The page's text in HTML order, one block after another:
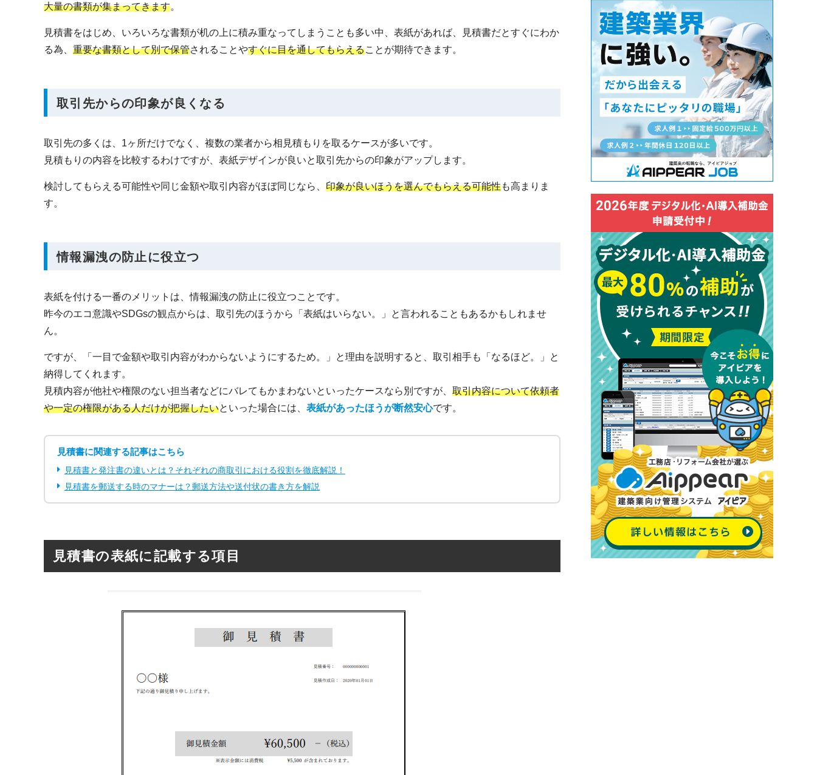
大量の書類が集まってきます。
見積書をはじめ、いろいろな書類が机の上に積み重なってしまうことも多い中、表紙があれば、見積書だとすぐにわか
る為、 重要な書類として別で保管されることやすぐに目を通してもらえることが期待できます。
取引先からの印象が良くなる
取引先の多くは、1ヶ所だけでなく、複数の業者から相見積もりを取るケースが多いです。
見積もりの内容を比較するわけですが、表紙デザインが良いと取引先からの印象がアップします。
検討してもらえる可能性や同じ金額や取引内容がほぼ同じなら、 印象が良いほうを選んでもらえる可能性も高まりま
す。
情報漏洩の防止に役立つ
表紙を付ける一番のメリットは、情報漏洩の防止に役立つことです。
昨今のエコ意識やSDGsの観点からは、取引先のほうから「表紙はいらない。」と言われることもあるかもしれませ
ん。
ですが、「一目で金額や取引内容がわからないようにするため。」と理由を説明すると、取引相手も「なるほど。」と
納得してくれます。
見積内容が他社や権限のない担当者などにバレてもかまわないといったケースなら別ですが、 取引内容について依頼者
や一定の権限がある人だけが把握したいといった場合には、 表紙があったほうが断然安心です。
見積書に関連する記事はこちら
見積書と発注書の違いとは？それぞれの商取引における役割を徹底解説！
見積書を郵送する時のマナーは？郵送方法や送付状の書き方を解説
見積書の表紙に記載する項目